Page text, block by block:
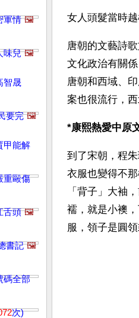
軍情 🖼️
味兒 🖼️
智晟
要完 🖼️
甲能解
重毆傷
舌頭 🖼️
書記 🖼️
碼全部
次)
女人頭髮當時
唐朝的文藝詩
文化政治有關
唐朝和西域、
案也很流行，
*康熙熱愛中原
到了宋朝，程
衣服也變得不
「背子」大袖
襦，就是小襖
服，領子是圓領